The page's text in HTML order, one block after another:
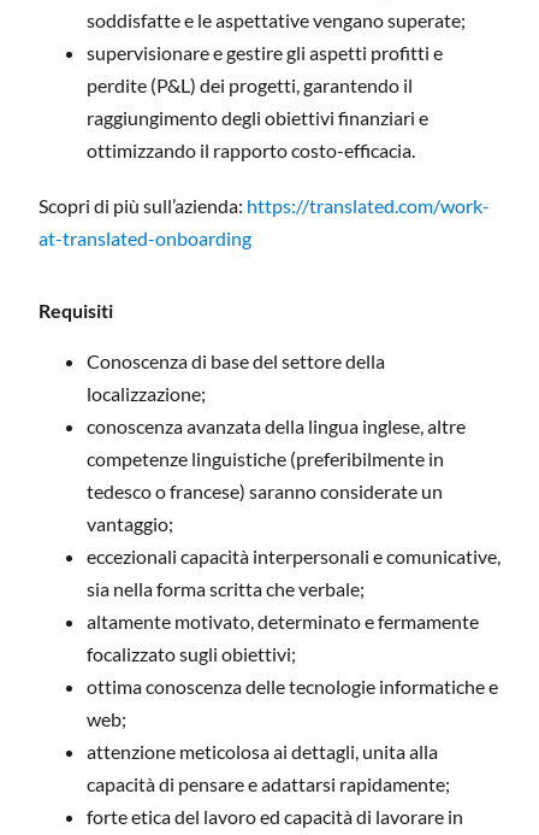
soddisfatte e le aspettative vengano superate;
supervisionare e gestire gli aspetti profitti e
perdite (P&L) dei progetti, garantendo il
raggiungimento degli obiettivi finanziari e
ottimizzando il rapporto costo-efficacia.
Scopri di più sull’azienda: https://translated.com/work-
at-translated-onboarding
Requisiti
Conoscenza di base del settore della
localizzazione;
conoscenza avanzata della lingua inglese, altre
competenze linguistiche (preferibilmente in
tedesco o francese) saranno considerate un
vantaggio;
eccezionali capacità interpersonali e comunicative,
sia nella forma scritta che verbale;
altamente motivato, determinato e fermamente
focalizzato sugli obiettivi;
ottima conoscenza delle tecnologie informatiche e
web;
attenzione meticolosa ai dettagli, unita alla
capacità di pensare e adattarsi rapidamente;
forte etica del lavoro ed capacità di lavorare in